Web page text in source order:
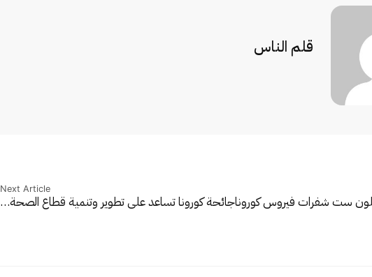
قلم الناس
ست شفرات فيروس كورونا
Next Article
جائحة كورونا تساعد على تطوير وتنمية قطاع الصحة…